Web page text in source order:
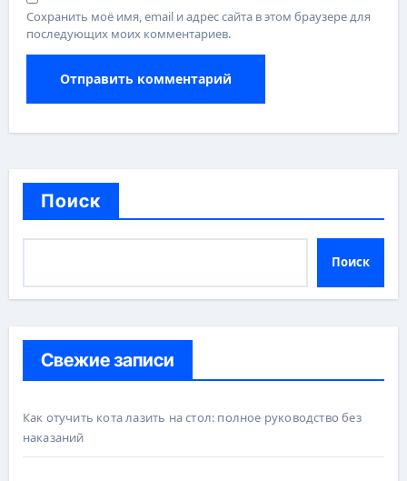
Сохранить моё имя, email и адрес сайта в этом браузере для
последующих моих комментариев.
Поиск
Поиск
Свежие записи
Как отучить кота лазить на стол: полное руководство без
наказаний